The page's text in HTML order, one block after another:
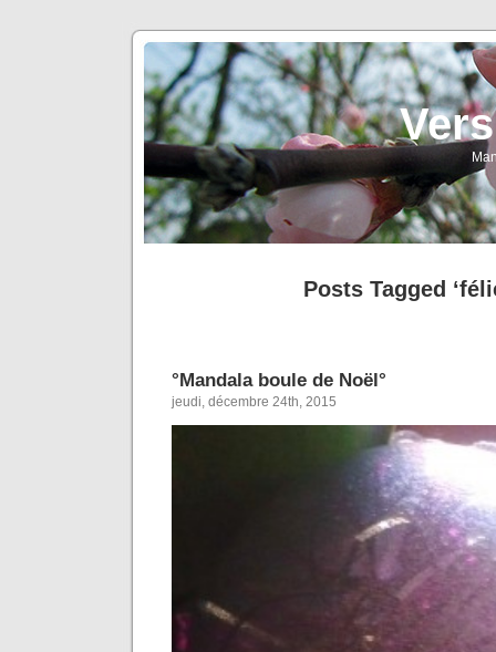
Posts Tagged
°Mandala boule de Noël°
jeudi, décembre 24th, 2015